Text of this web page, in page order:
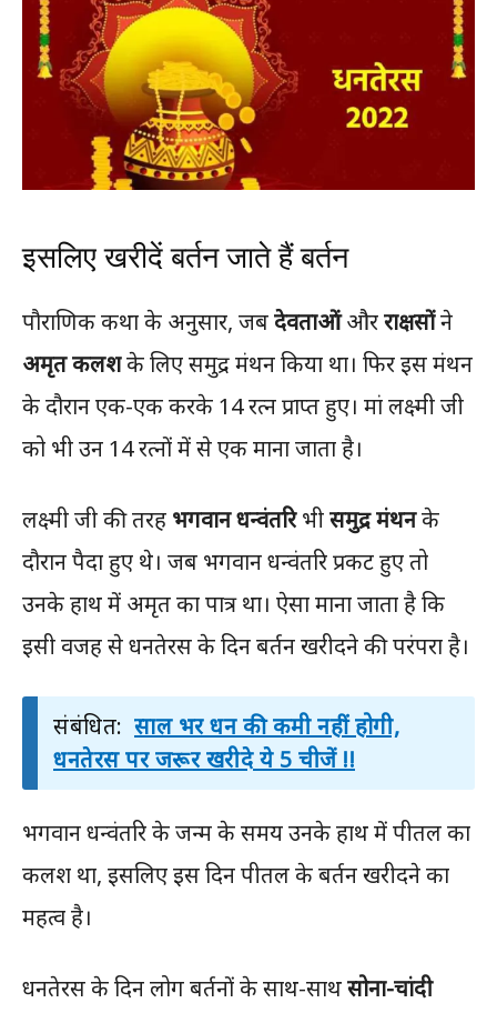
इसलिए खरीदें बर्तन जाते हैं बर्तन
पौराणिक कथा के अनुसार, जबदेवताओंऔरराक्षसोंने
अमृत कलशके लिए समुद्र मंथन किया था। फिर इस मंथन
के दौरान एक-एक करके 14 रत्न प्राप्त हुए। मां लक्ष्मी जी
को भी उन 14 रत्नों में से एक माना जाता है।
लक्ष्मी जी की तरह भगवान धन्वंतरिभीसमुद्र मंथनके
दौरान पैदा हुए थे। जब भगवान धन्वंतरि प्रकट हुए तो
उनके हाथ में अमृत का पात्र था। ऐसा माना जाता है कि
इसी वजह से धनतेरस के दिन बर्तन खरीदने की परंपरा है।
संबंधित: साल भर धन की कमी नहीं होगी,
धनतेरस पर जरूर खरीदे ये 5 चीजें !!
भगवान धन्वंतरि के जन्म के समय उनके हाथ में पीतल का
कलश था, इसलिए इस दिन पीतल के बर्तन खरीदने का
महत्व है।
धनतेरस के दिन लोग बर्तनों के साथ-साथसोना-चांदी